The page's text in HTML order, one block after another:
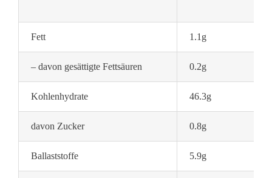
Fett 1.1g
– davon gesättigte Fettsäuren 0.2g
Kohlenhydrate 46.3g
davon Zucker 0.8g
Ballaststoffe 5.9g